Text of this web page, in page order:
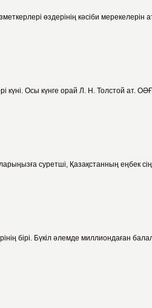
өздерінің кәсіби
күні. Осы күнге орай Л. Н. Толстой ат.
суретші, Қазақстанның еңбек
бірі. Бүкіл әлемде